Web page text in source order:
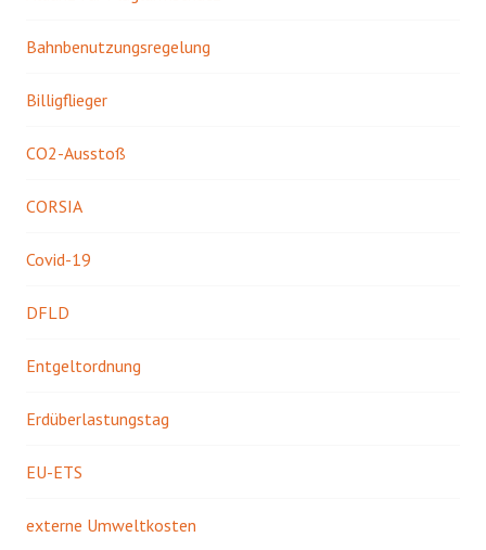
Bahnbenutzungsregelung
Billigflieger
CO2-Ausstoß
CORSIA
Covid-19
DFLD
Entgeltordnung
Erdüberlastungstag
EU-ETS
externe Umweltkosten